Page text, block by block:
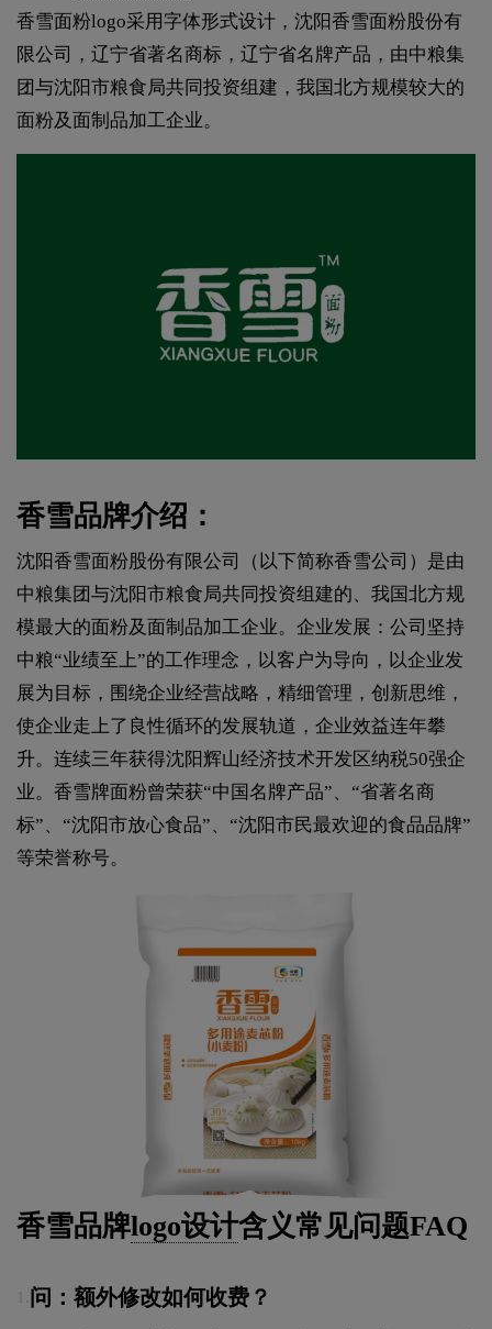
香雪面粉logo采用字体形式设计，沈阳香雪面粉股份有
限公司，辽宁省著名商标，辽宁省名牌产品，由中粮集
团与沈阳市粮食局共同投资组建，我国北方规模较大的
面粉及面制品加工企业。
香雪品牌介绍：
沈阳香雪面粉股份有限公司（以下简称香雪公司）是由
中粮集团与沈阳市粮食局共同投资组建的、我国北方规
模最大的面粉及面制品加工企业。企业发展：公司坚持
中粮“业绩至上”的工作理念，以客户为导向，以企业发
展为目标，围绕企业经营战略，精细管理，创新思维，
使企业走上了良性循环的发展轨道，企业效益连年攀
升。连续三年获得沈阳辉山经济技术开发区纳税50强企
业。香雪牌面粉曾荣获“中国名牌产品”、“省著名商
标”、“沈阳市放心食品”、“沈阳市民最欢迎的食品品牌”
等荣誉称号。
香雪品牌logo设计含义常见问题FAQ
问：额外修改如何收费？